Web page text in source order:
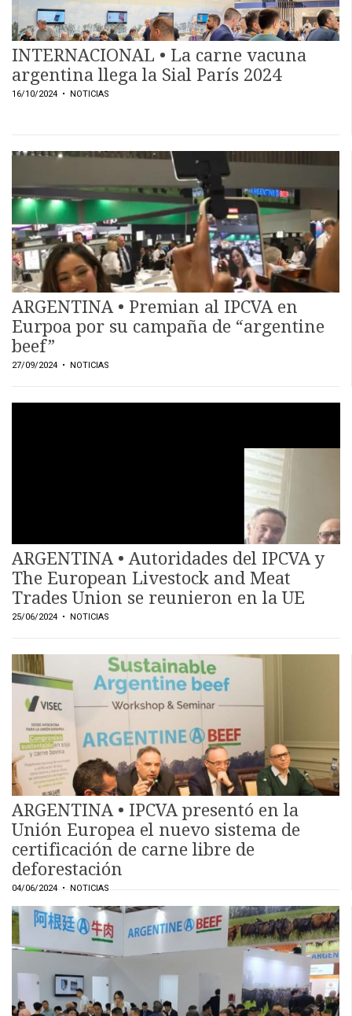
INTERNACIONAL • La carne vacuna
argentina llega la Sial París 2024
16/10/2024 • NOTICIAS
ARGENTINA • Premian al IPCVA en
Eurpoa por su campaña de “argentine
beef”
27/09/2024 • NOTICIAS
ARGENTINA • Autoridades del IPCVA y
The European Livestock and Meat
Trades Union se reunieron en la UE
25/06/2024 • NOTICIAS
ARGENTINA • IPCVA presentó en la
Unión Europea el nuevo sistema de
certificación de carne libre de
deforestación
04/06/2024 • NOTICIAS